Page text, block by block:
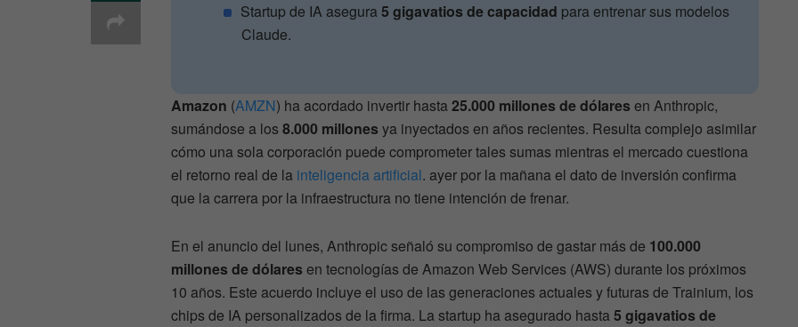
Startup de IA asegura5 gigavatios de capacidad para entrenar sus modelos
Claude.
Amazon (AMZN) ha acordado invertir hasta25.000 millones de dólares en Anthropic,
sumándose a los8.000 millones ya inyectados en años recientes. Resulta complejo asimilar
cómo una sola corporación puede comprometer tales sumas mientras el mercado cuestiona
el retorno real de la inteligencia artificial. ayer por la mañana el dato de inversión confirma
que la carrera por la infraestructura no tiene intención de frenar.
En el anuncio del lunes, Anthropic señaló su compromiso de gastar más de 100.000
millones de dólares en tecnologías de Amazon Web Services (AWS) durante los próximos
10 años. Este acuerdo incluye el uso de las generaciones actuales y futuras de Trainium, los
chips de IA personalizados de la firma. La startup ha asegurado hasta5 gigavatios de